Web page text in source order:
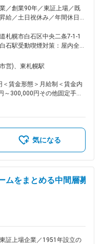
方！充実した教育・研修制
育児休暇等の福利厚生が整っ
でワークライフバランス◎
／創業90年／東証上場／既
給／土日祝休み／年間休日
」である当社の営業社員を募
が中心。現場のニーズを把握
にはヘルメットを着用し、
任せたい」と思ってもらえる
扱う商品は多岐にわたり、
※クワザワホール
式会社クワザワへ出向 住
丁目1番1号 事業内容：建設
信頼関係を築ける点が特徴。
達成感も得られます。 ■働
社員食堂あり。平均年齢44
。文系出身者が多く、未経験
在籍しています。 ■入社
用語や工事工程を学び、先
あり、中長期にわたって着実
札幌市白石区中央二条7-1-1
石駅受動喫煙対策：屋内全面
業所
営)、東札幌駅
賃金形態＞月給制＜賃金内
300,000円その他固定手当/
4.0ヵ月分・営業手当：
：7,000円／月（32歳まで）
り、選考を通じて上下する可
気になる
ムをまとめる中間層募
証上場企業／1951年設立の